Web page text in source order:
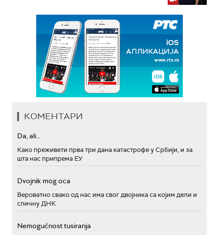
КОМЕНТАРИ
Da, ali...
Како преживети прва три дана катастрофе у Србији, и за
шта нас припрема ЕУ
Dvojnik mog oca
Вероватно свако од нас има свог двојника са којим дели и
сличну ДНК
Nemogućnost tusiranja